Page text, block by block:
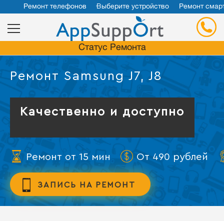
Ремонт телефонов Выберите устройство Ремонт
Статус Ремонта
Ремонт Samsung J7, J8
Качественно и доступно
Ремонт от 15 мин От 490 рублей
ЗАПИСЬ НА РЕМОНТ